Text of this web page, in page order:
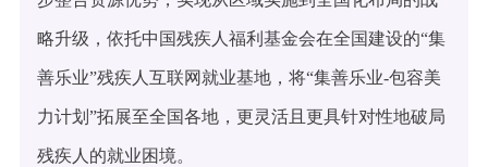
略升级，依托中国残疾人福利基金会在全国建设的“集
善乐业”残疾人互联网就业基地，将“集善乐业-包容美
力计划”拓展至全国各地，更灵活且更具针对性地破局
残疾人的就业困境。